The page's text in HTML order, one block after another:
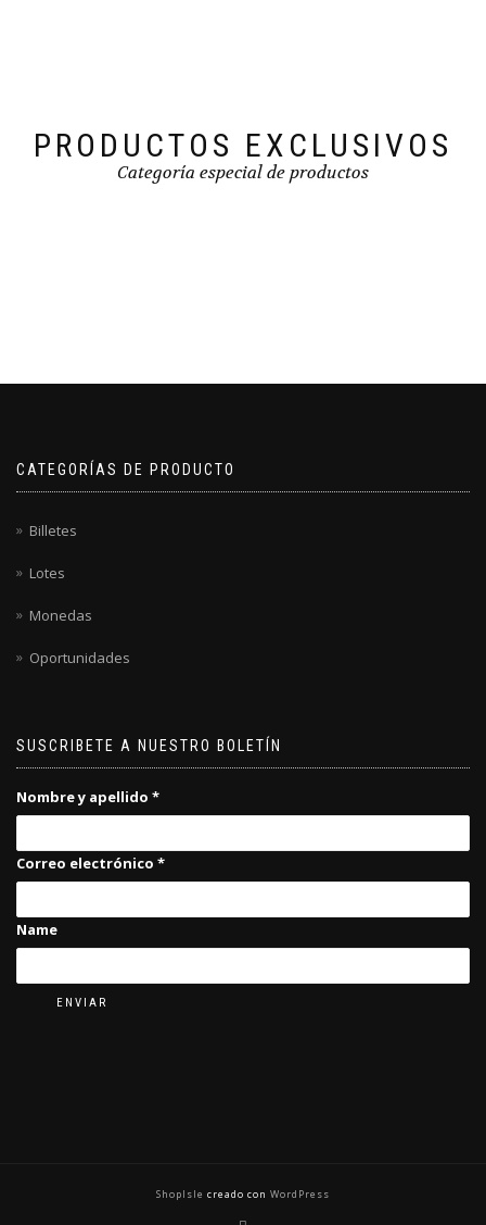
PRODUCTOS EXCLUSIVOS
Categoría especial de productos
CATEGORÍAS DE PRODUCTO
Billetes
Lotes
Monedas
Oportunidades
SUSCRIBETE A NUESTRO BOLETÍN
Nombre y apellido *
Correo electrónico *
Name
ENVIAR
ShopIsle creado con WordPress